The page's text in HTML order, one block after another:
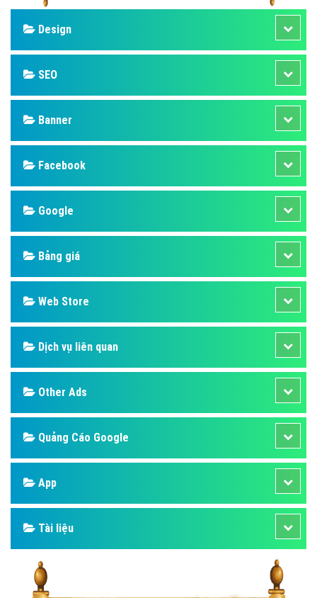
Design
SEO
Banner
Facebook
Google
Bảng giá
Web Store
Dịch vụ liên quan
Other Ads
Quảng Cáo Google
App
Tài liệu